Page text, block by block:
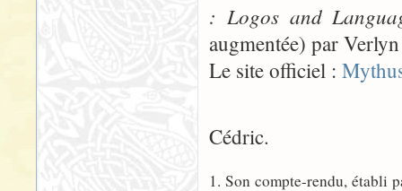
: Logos and
augmentée) par
Le site officiel :
Cédric.
1. Son compte-rendu, établi